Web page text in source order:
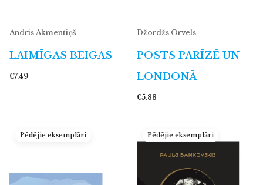
Andris Akmentiņš
LAIMĪGAS BEIGAS
€7.49
Džordžs Orvels
POSTS PARĪZĒ UN
LONDONĀ
€5.88
Pēdējie eksemplāri Pēdējie eksemplāri